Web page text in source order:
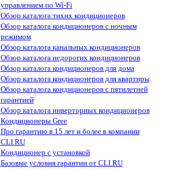
управлением по Wi-Fi
Обзор каталога тихих кондиционеров
Обзор каталога кондиционеров с ночным
режимом
Обзор каталога канальных кондиционеров
Обзор каталога недорогих кондиционеров
Обзор каталога кондиционеров для дома
Обзор каталога кондиционеров для квартиры
Обзор каталога кондиционеров с пятилетней
гарантией
Обзор каталога инверторных кондиционеров
Кондиционеры Gree
Про гарантию в 15 лет и более в компании
CLI.RU
Кондиционер с установкой
Базовые условия гарантии от CLI.RU